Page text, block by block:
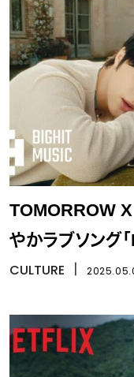
TOMORROW X
やかラブソング
CULTURE